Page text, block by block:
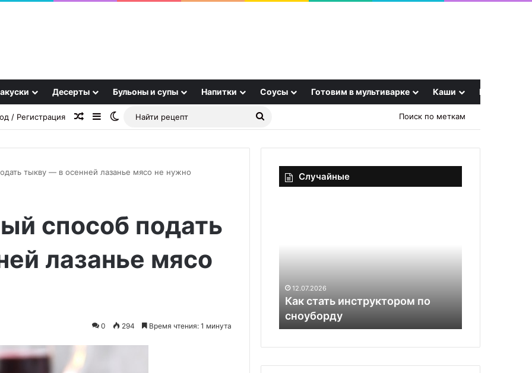
Десерты Бульоны и супы Напитки Соусы Готовим в мультиварке Каши Еще
/ Регистрация Случайная статья
SidebarSwitch skin
Найти
Поиск по меткам
тыкву — в осенней лазанье мясо не нужно
способ подать
лазанье мясо
0 294 Время чтения: 1 минута
Случайные
инструктором
сноуборду
22.10.2025
Домашние гренки с чесноком
этого
не